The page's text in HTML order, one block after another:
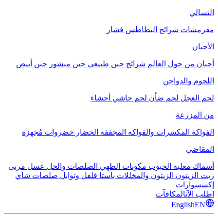
التسالي
مقرمشات شرائح البطاطس فشار
الأجبان
أجبان من حول العالم شرائح جبن طبيعي جبن مبشور جبن أبيض
اللحوم والدواجن
لحم العجل لحم ضأن لحم حاشي أحشاء
من المزرعة
الفواكة المكسرات والفواكه المجففة الخضار خضروات مُجهزة
المقاضي
أسماك معلبة الحبوب مكونات الطهي الصلصات والخل عسل مربى
زيت الزيتون الزيتون والمخللات باستا فلفل وتوابل صلصات شاي
إكسسوارات
اطلب الآنالمكافآت
EnglishEN